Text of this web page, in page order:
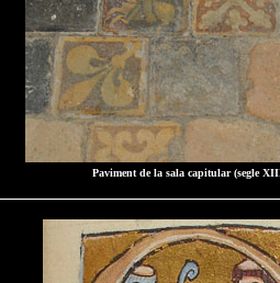
Paviment de la sala capitular (segle